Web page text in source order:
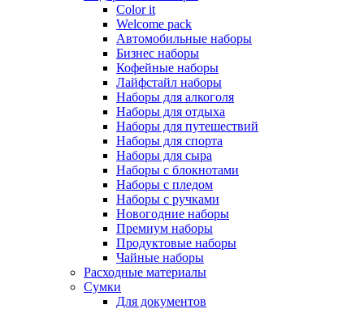
Color it
Welcome pack
Автомобильные наборы
Бизнес наборы
Кофейные наборы
Лайфстайл наборы
Наборы для алкоголя
Наборы для отдыха
Наборы для путешествий
Наборы для спорта
Наборы для сыра
Наборы с блокнотами
Наборы с пледом
Наборы с ручками
Новогодние наборы
Премиум наборы
Продуктовые наборы
Чайные наборы
Расходные материалы
Сумки
Для документов